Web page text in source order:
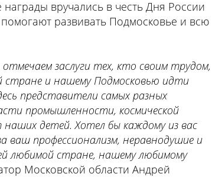
вручались в честь Дня России
развивать Подмосковье и всю
заслуги тех, кто своим трудом,
стране и нашему Подмосковью идти
представители самых разных
промышленности, космической
детей. Хотел бы каждому из вас
ваш профессионализм, неравнодушие и
любимой стране, нашему любимому
Московской области Андрей